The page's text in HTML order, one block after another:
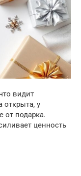
видит
открыта, у
от подарка.
ценность